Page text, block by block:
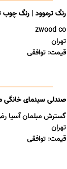
رنگ ترموود | رنگ چوب
zwood co
تهران
قیمت: توافقی
صندلی سینمای
گسترش مبلمان آسیا
تهران
قیمت: توافقی